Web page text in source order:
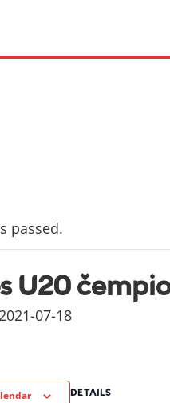
passed.
U20
2021-07-18
DETAILS